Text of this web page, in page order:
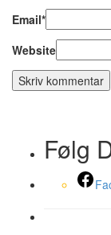
Email*
Website
Følg